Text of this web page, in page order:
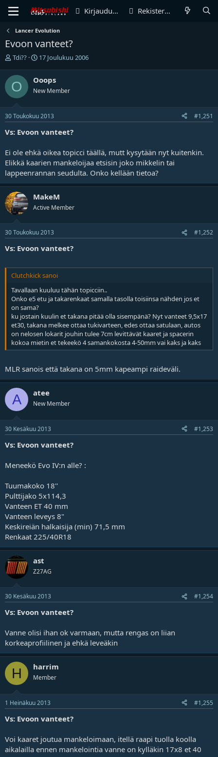
Kirjaudu sisään Rekisteröidy
Lancer Evolution
Evoon vanteet?
V
e
s
t
i
k
e
j
n
a
l
o
i
t
t
a
j
a
Tdi??
A
i
t
p
ä
m
ä
r
ä
17 Joulukuu 2006
O Ooops
New Member
30 Toukokuu 2013 #1,251
Vs: Evoon vanteet?
Ei ole ehkä oikea topicci täällä, mutt kysytään nyt kuitenkin.
Elikkä kaarien mankeloijaa etsisin joko mikkelin tai
lappeenrannan seudulta. Onko kellään tietoa?
MakeM
Active Member
30 Toukokuu 2013 #1,252
Vs: Evoon vanteet?
Clutchkick sanoi
Tavallaan kuuluu tähän topicciin..
Onko e5 etu ja takarenkaat samalla tasolla toisiinsa nähden jos et
on sama?
ku jostain kuulin et takana pitää olla sisempänä? Nyt vanteet 9,5x17
et30, takana melkee ottaa tukivarteen, edes ottaa satulaan, autos
on nelosen lokarit jouhin tulee 7cm levittävät kaaret ja spacerin
kokoa mietin et tekeekö 4 samankokosta 4-50mm vai kaks ja kaks
MLR sanois että takana on 5mm kapeampi raideväli.
A atee
New Member
30 Kesäkuu 2013 #1,253
Vs: Evoon vanteet?
Meneekö Evo IV:n alle? :
Tuumakoko 18''
Pulttijako 5x114,3
Vanteen ET 40 mm
Vanteen leveys 8"
Keskireiän halkaisija (min) 71,5 mm
Renkaat 225/40R18
ast
Z27AG
30 Kesäkuu 2013 #1,254
Vs: Evoon vanteet?
Vanne olisi ihan ok varmaan, mutta rengas on liian
korkeaprofiilinen ja ehkä leveäkin
H harrim
Member
1 Heinäkuu 2013 #1,255
Vs: Evoon vanteet?
Voi kaaret joutua mankeloimaan, itellä raapi tuolla koolla
aikalailla ennen mankelointia vanne on kylläkin 17x8 et 40